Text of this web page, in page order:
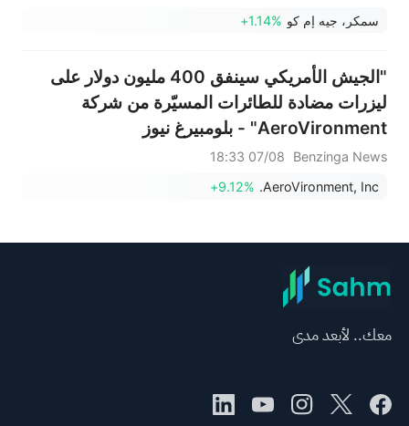
سمكر، جيه إم كو +1.14%
"الجيش الأمريكي سينفق 400 مليون دولار على
ليزرات مضادة للطائرات المسيّرة من شركة
AeroVironment" - بلومبيرغ نيوز
Benzinga News
07/08 18:33
AeroVironment, Inc.
+9.12%
معك.. لأبعد مدى